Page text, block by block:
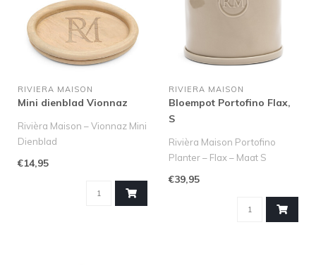
RIVIERA MAISON
Mini dienblad Vionnaz
Rivièra Maison – Vionnaz Mini
Dienblad
€14,95
RIVIERA MAISON
Bloempot Portofino Flax,
S
Rivièra Maison Portofino
Planter – Flax – Maat S
€39,95